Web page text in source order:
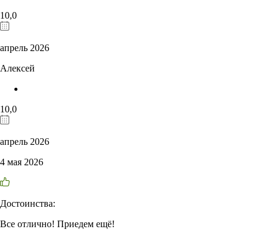
10,0
апрель 2026
Алексей
10,0
апрель 2026
4 мая 2026
Достоинства:
Все отлично! Приедем ещё!